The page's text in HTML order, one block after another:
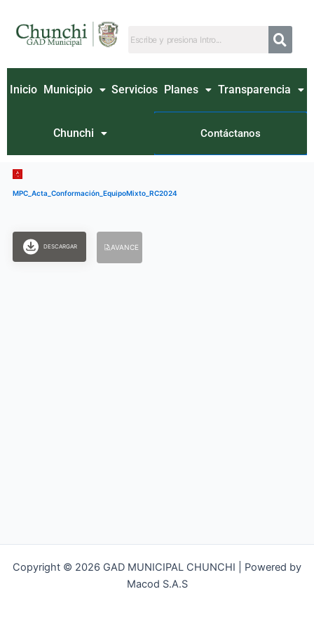
contenido
Inicio Municipio Servicios Planes Transparencia
Chunchi Contáctanos
MPC_Acta_Conformación_EquipoMixto_RC2024
DESCARGAR AVANCE
Copyright © 2026 GAD MUNICIPAL CHUNCHI | Powered by
Macod S.A.S